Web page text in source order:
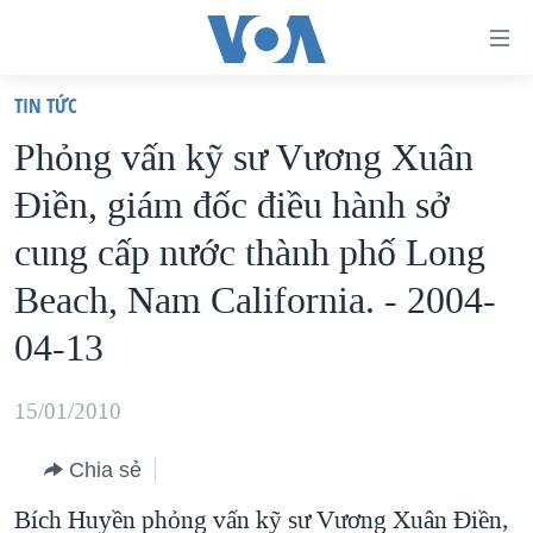
truy
cập
Tới
nội
chính
Tới
hướng
chính
VIỆT NAM
HOA KỲ
BIỂN ĐÔNG
THẾ GIỚI
BLOG
MỤC
TỰ DO BÁO CHÍ
VẠCH TRẦN TIN GIẢ
CHUYÊN ĐỀ
CHIẾN TRANH THƯƠNG MẠI CỦA MỸ: QUÁ KHỨ VÀ HIỆN
HỌC TIẾNG ANH
TIN TỨC
Phỏng vấn kỹ sư Vương Xuân
Ðiền, giám đốc điều hành sở
cung cấp nước thành phố Long
Beach, Nam California. - 2004-
04-13
15/01/2010
Chia sẻ
Bích Huyền phỏng vấn kỹ sư Vương Xuân Ðiền,